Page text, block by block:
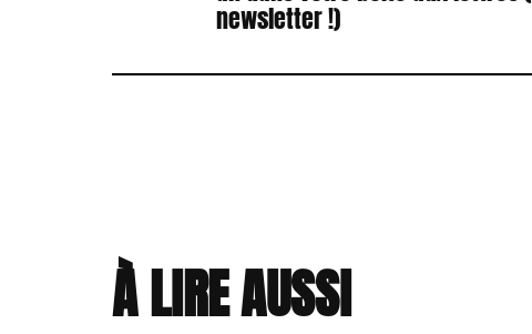
newsletter !)
À LIRE AUSSI